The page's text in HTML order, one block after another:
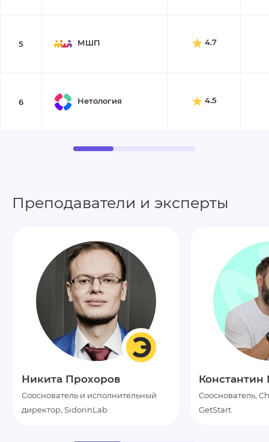
5 МШП 4.7
6 Нетология 4.5
Преподаватели и эксперты
Никита Прохоров
Сооснователь и исполнительный
директор, SidorinLab
Сооснователь,
GetStart